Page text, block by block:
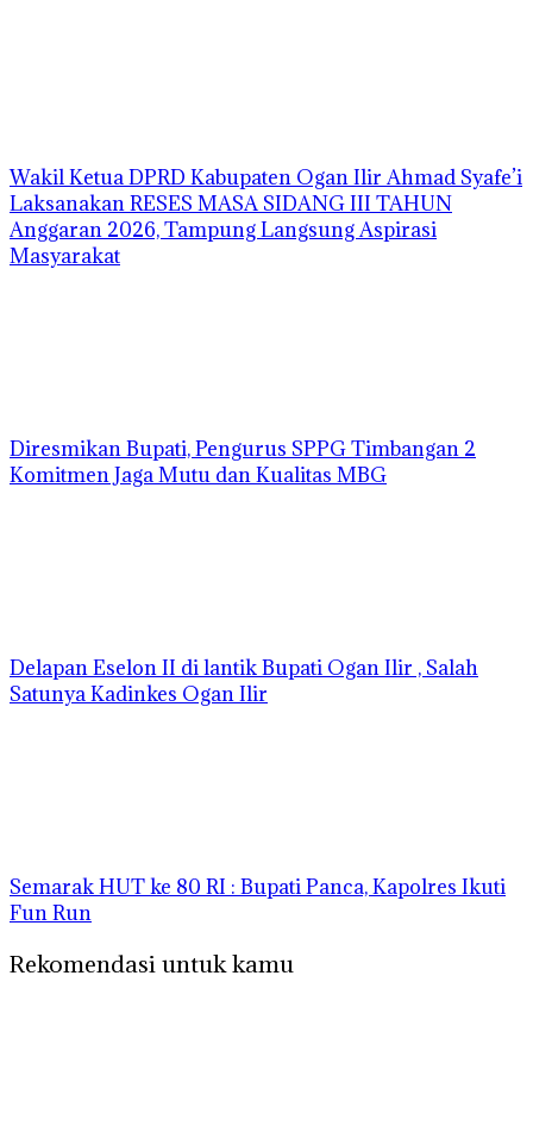
Wakil Ketua DPRD Kabupaten Ogan Ilir Ahmad Syafe’i
Laksanakan RESES MASA SIDANG III TAHUN
Anggaran 2026, Tampung Langsung Aspirasi
Masyarakat
Diresmikan Bupati, Pengurus SPPG Timbangan 2
Komitmen Jaga Mutu dan Kualitas MBG
Delapan Eselon II di lantik Bupati Ogan Ilir , Salah
Satunya Kadinkes Ogan Ilir
Semarak HUT ke 80 RI : Bupati Panca, Kapolres Ikuti
Fun Run
Rekomendasi untuk kamu